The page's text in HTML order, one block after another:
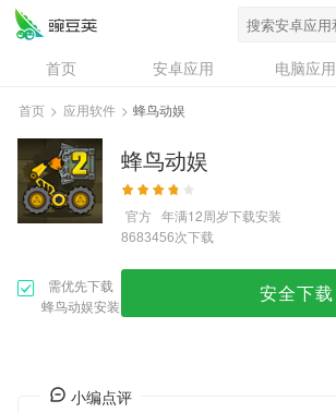
首页 安卓应用 电脑应用
资讯
专题
问答
首页 > 应用软件 > 蜂鸟动娱
蜂鸟动娱
官方 年满12周岁下载安装
8683456次下载
需优先下载
蜂鸟动娱安装
安全下载
小编点评